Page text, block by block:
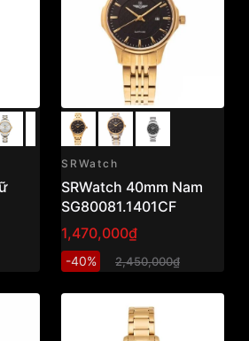
SRWatch
SRWatch 40mm Nam
SG80081.1401CF
1,470,000₫
-40% 2,450,000₫